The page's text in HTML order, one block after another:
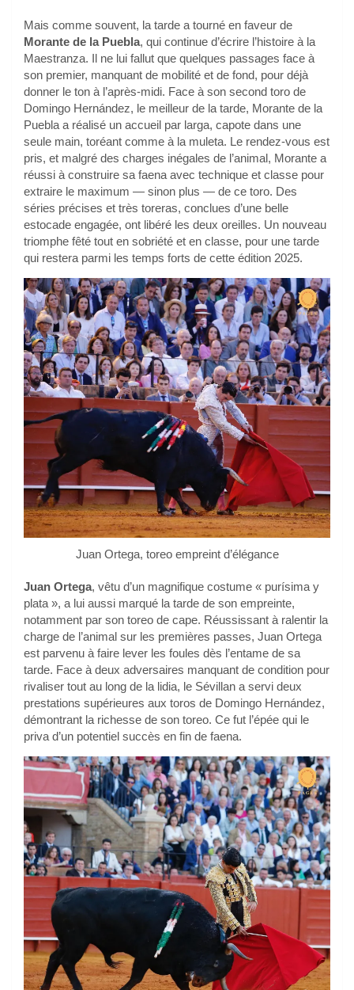
Mais comme souvent, la tarde a tourné en faveur de
Morante de la Puebla, qui continue d’écrire l’histoire à la
Maestranza. Il ne lui fallut que quelques passages face à
son premier, manquant de mobilité et de fond, pour déjà
donner le ton à l’après-midi. Face à son second toro de
Domingo Hernández, le meilleur de la tarde, Morante de la
Puebla a réalisé un accueil par larga, capote dans une
seule main, toréant comme à la muleta. Le rendez-vous est
pris, et malgré des charges inégales de l’animal, Morante a
réussi à construire sa faena avec technique et classe pour
extraire le maximum — sinon plus — de ce toro. Des
séries précises et très toreras, conclues d’une belle
estocade engagée, ont libéré les deux oreilles. Un nouveau
triomphe fêté tout en sobriété et en classe, pour une tarde
qui restera parmi les temps forts de cette édition 2025.
Juan Ortega, toreo empreint d’élégance
Juan Ortega, vêtu d’un magnifique costume « purísima y
plata », a lui aussi marqué la tarde de son empreinte,
notamment par son toreo de cape. Réussissant à ralentir la
charge de l’animal sur les premières passes, Juan Ortega
est parvenu à faire lever les foules dès l’entame de sa
tarde. Face à deux adversaires manquant de condition pour
rivaliser tout au long de la lidia, le Sévillan a servi deux
prestations supérieures aux toros de Domingo Hernández,
démontrant la richesse de son toreo. Ce fut l’épée qui le
priva d’un potentiel succès en fin de faena.